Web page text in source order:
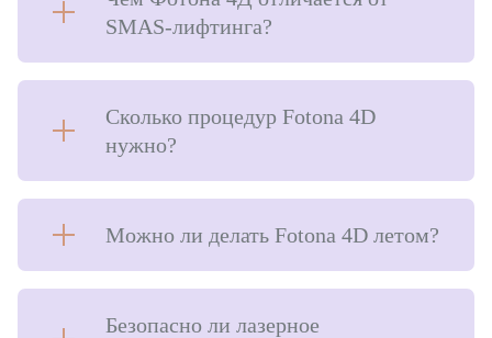
SMAS-лифтинга?
Сколько процедур Fotona 4D
нужно?
Можно ли делать Fotona 4D летом?
Безопасно ли лазерное